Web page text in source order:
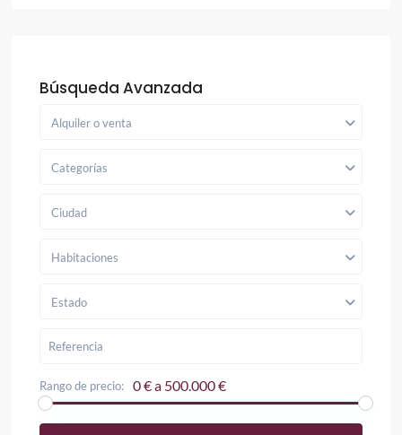
Búsqueda Avanzada
Alquiler o venta
Categorías
Ciudad
Habitaciones
Estado
Rango de precio: 0 € a 500.000 €